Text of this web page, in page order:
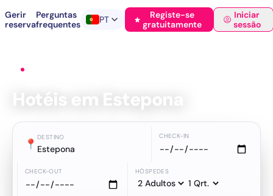
Gerir
reserva
Perguntas
frequentes
PT
Registe-se
gratuitamente
Iniciar
sessão
Hotéis em Estepona
📍 DESTINO
Estepona
CHECK-IN
CHECK-OUT HÓSPEDES